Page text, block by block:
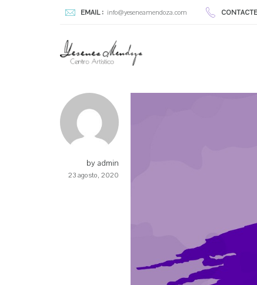
EMAIL : info@yeseneamendoza.com
by admin
23 agosto, 2020